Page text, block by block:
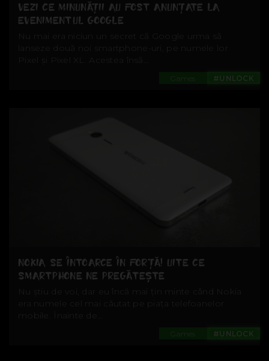
VEZI CE MINUNĂȚII AU FOST ANUNȚATE LA
EVENIMENTUL GOOGLE
Nu mai era niciun un secret că Google urma să
lanseze două noi smartphone-uri, pe numele lor
Pixel și Pixel XL. Acestea însă...
#UNLOCK
Games
NOKIA SE ÎNTOARCE ÎN FORȚĂ! UITE CE
SMARTPHONE NE PREGĂTEȘTE
Nu știu de voi, dar eu încă mai țin minte când Nokia
era numele cel mai căutat pe piața telefoanelor
mobile. Înainte de...
#UNLOCK
Games